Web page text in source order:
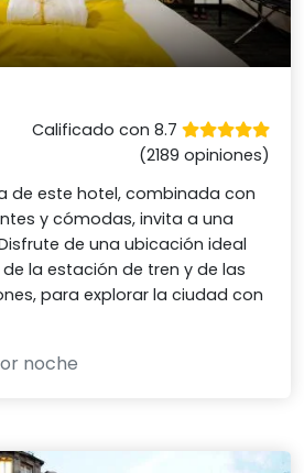
Calificado con 8.7
(2189 opiniones)
de este hotel, combinada con
y cómodas, invita a una
de una ubicación ideal
la estación de tren y de las
para explorar la ciudad con
noche